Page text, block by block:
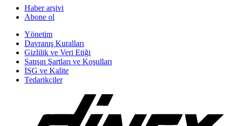
Haber arşivi
Abone ol
Yönetim
Davranış Kuralları
Gizlilik ve Veri Etiği
Satışın Şartları ve Koşulları
İSG ve Kalite
Tedarikçiler